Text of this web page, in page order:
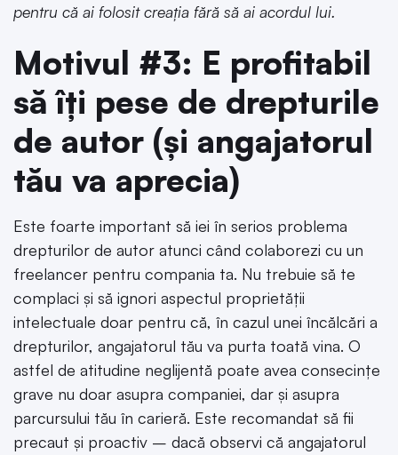
pentru că ai folosit creația fără să ai acordul lui.
Motivul #3: E profitabil
să îți pese de drepturile
de autor (și angajatorul
tău va aprecia)
Este foarte important să iei în serios problema
drepturilor de autor atunci când colaborezi cu un
freelancer pentru compania ta. Nu trebuie să te
complaci și să ignori aspectul proprietății
intelectuale doar pentru că, în cazul unei încălcări a
drepturilor, angajatorul tău va purta toată vina. O
astfel de atitudine neglijentă poate avea consecințe
grave nu doar asupra companiei, dar și asupra
parcursului tău în carieră. Este recomandat să fii
precaut și proactiv – dacă observi că angajatorul